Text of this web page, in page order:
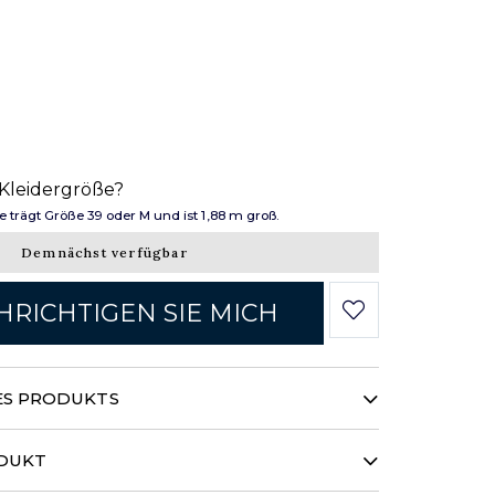
trägt Größe 39 oder M und ist 1,88 m groß.
Demnächst verfügbar
SIE MICH
PRODUKTS
fließenden und weichen